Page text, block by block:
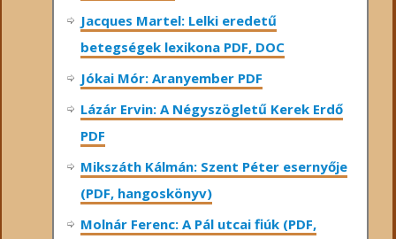
Jacques Martel: Lelki eredetű
betegségek lexikona PDF, DOC
Jókai Mór: Aranyember PDF
Lázár Ervin: A Négyszögletű Kerek Erdő
PDF
Mikszáth Kálmán: Szent Péter esernyője
(PDF, hangoskönyv)
Molnár Ferenc: A Pál utcai fiúk (PDF,